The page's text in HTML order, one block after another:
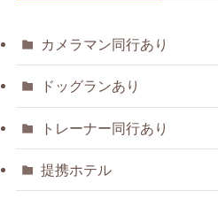
カメラマン同行あり
ドッグランあり
トレーナー同行あり
提携ホテル